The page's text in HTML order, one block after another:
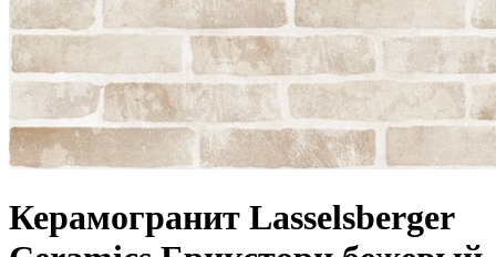
Керамогранит Lasselsberger